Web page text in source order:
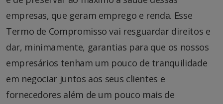
empresas, que geram emprego e renda. Esse
Termo de Compromisso vai resguardar direitos e
dar, minimamente, garantias para que os nossos
empresários tenham um pouco de tranquilidade
em negociar juntos aos seus clientes e
fornecedores além de um pouco mais de